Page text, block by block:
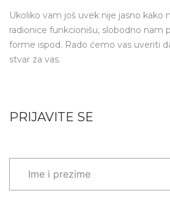
Ukoliko vam još uvek nije jasno kako
radionice funkcionišu, slobodno
forme ispod. Rado ćemo vas uveriti
stvar za vas.
PRIJAVITE SE